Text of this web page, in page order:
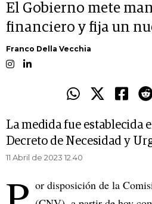
El Gobierno mete
financiero y fija un
Franco Della Vecchia
La medida fue establecida
Decreto de Necesidad y
11 Abril de 2023 12.40
or disposición de la